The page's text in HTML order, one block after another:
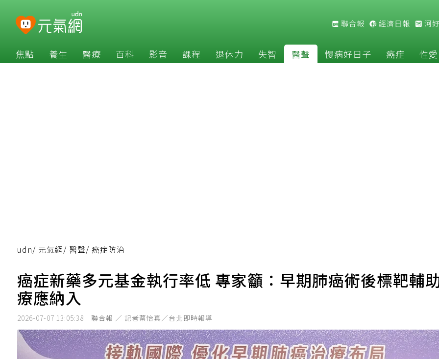
聯合報 經濟日報 河
焦點 養生 醫療 百科 影音 課程 退休力 失智 醫聲 慢病好日子 癌症 性愛
udn/ 元氣網/ 醫聲/ 癌症防治
癌症新藥多元基金執行率低 專家籲：早期肺癌術後標靶輔
療應納入
2026-07-07 13:05:38 聯合報 ／ 記者蔡怡真／台北即時報導